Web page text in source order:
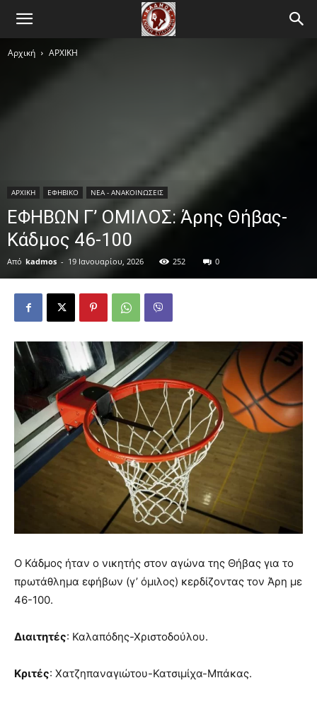
Αρχική ΑΡΧΙΚΗ
ΑΡΧΙΚΗ ΕΦΗΒΙΚΟ ΝΕΑ - ΑΝΑΚΟΙΝΩΣΕΙΣ
ΕΦΗΒΩΝ Γ’ ΟΜΙΛΟΣ: Άρης Θήβας-
Κάδμος 46-100
Από kadmos - 19 Ιανουαρίου, 2026 252 0
Ο Κάδμος ήταν ο νικητής στον αγώνα της Θήβας για το
πρωτάθλημα εφήβων (γ’ όμιλος) κερδίζοντας τον Άρη με
46-100.
Διαιτητές: Καλαπόδης-Χριστοδούλου.
Κριτές: Χατζηπαναγιώτου-Κατσιμίχα-Μπάκας.